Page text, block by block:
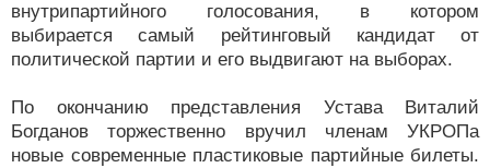
внутрипартийного голосования, в котором
выбирается самый рейтинговый кандидат от
политической партии и его выдвигают на выборах.
По окончанию представления Устава Виталий
Богданов торжественно вручил членам УКРОПа
новые современные пластиковые партийные билеты.